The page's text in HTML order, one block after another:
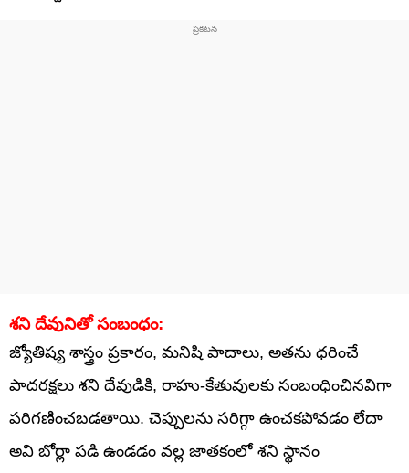
శని దేవునితో సంబంధం:
జ్యోతిష్య శాస్త్రం ప్రకారం, మనిషి పాదాలు, అతను ధరించే
పాదరక్షలు శని దేవుడికి, రాహు-కేతువులకు సంబంధించినవిగా
పరిగణించబడతాయి. చెప్పులను సరిగ్గా ఉంచకపోవడం లేదా
అవి బోర్లా పడి ఉండడం వల్ల జాతకంలో శని స్థానం